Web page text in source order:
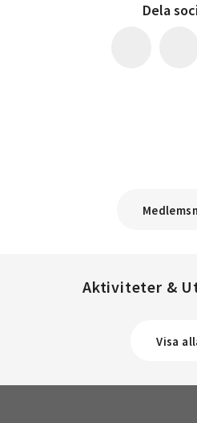
Dela
Aktiviteter &
Visa